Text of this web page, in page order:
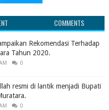
COMMENTS
Rekomendasi Terhadap
Tahun 2020.
0
resmi di lantik menjadi Bupati
0